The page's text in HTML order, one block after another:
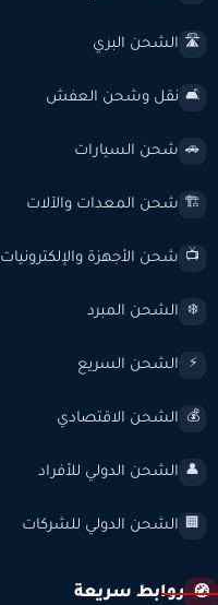
🛣️ الشحن البري
🛋️ نقل وشحن العفش
🚗 شحن السيارات
🏗️ شحن المعدات والآلات
📺 شحن الأجهزة والإلكترونيات
❄️ الشحن المبرد
⚡ الشحن السريع
💰 الشحن الاقتصادي
👤 الشحن الدولي للأفراد
🏢 الشحن الدولي للشركات
🧭 روابط سريعة